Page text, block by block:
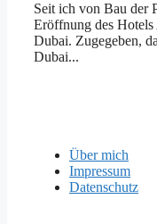
Seit ich von Bau der
Eröffnung des
Dubai. Zugegeben,
Dubai...
Über mich
Impressum
Datenschutz